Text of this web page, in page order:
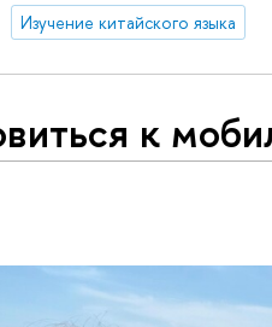
Изучение китайского языка
к